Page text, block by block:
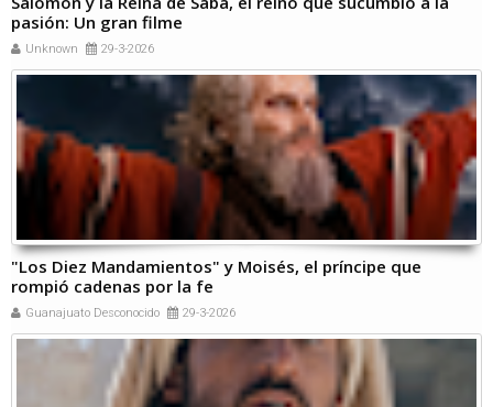
pasión: Un gran filme
Unknown 29-3-2026
"Los Diez Mandamientos" y Moisés, el príncipe que
rompió cadenas por la fe
Guanajuato Desconocido 29-3-2026